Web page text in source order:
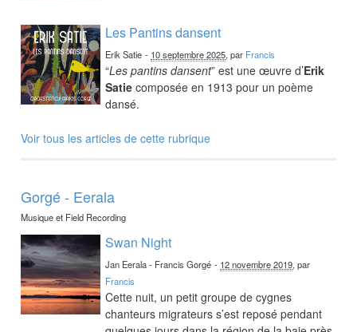
Les Pantins dansent
Erik Satie - 10 septembre 2025, par Francis
“Les pantins dansent” est une œuvre d’Erik
Satie composée en 1913 pour un poème
dansé.
Voir tous les articles de cette rubrique
Gorgé - Eerala
Musique et Field Recording
Swan Night
Jan Eerala - Francis Gorgé - 12 novembre 2019, par
Francis
Cette nuit, un petit groupe de cygnes
chanteurs migrateurs s’est reposé pendant